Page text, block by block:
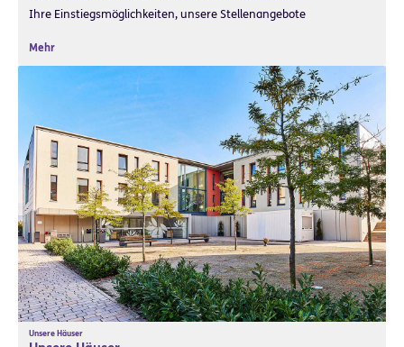
Ihre Einstiegsmöglichkeiten, unsere Stellenangebote
Mehr
Unsere Häuser